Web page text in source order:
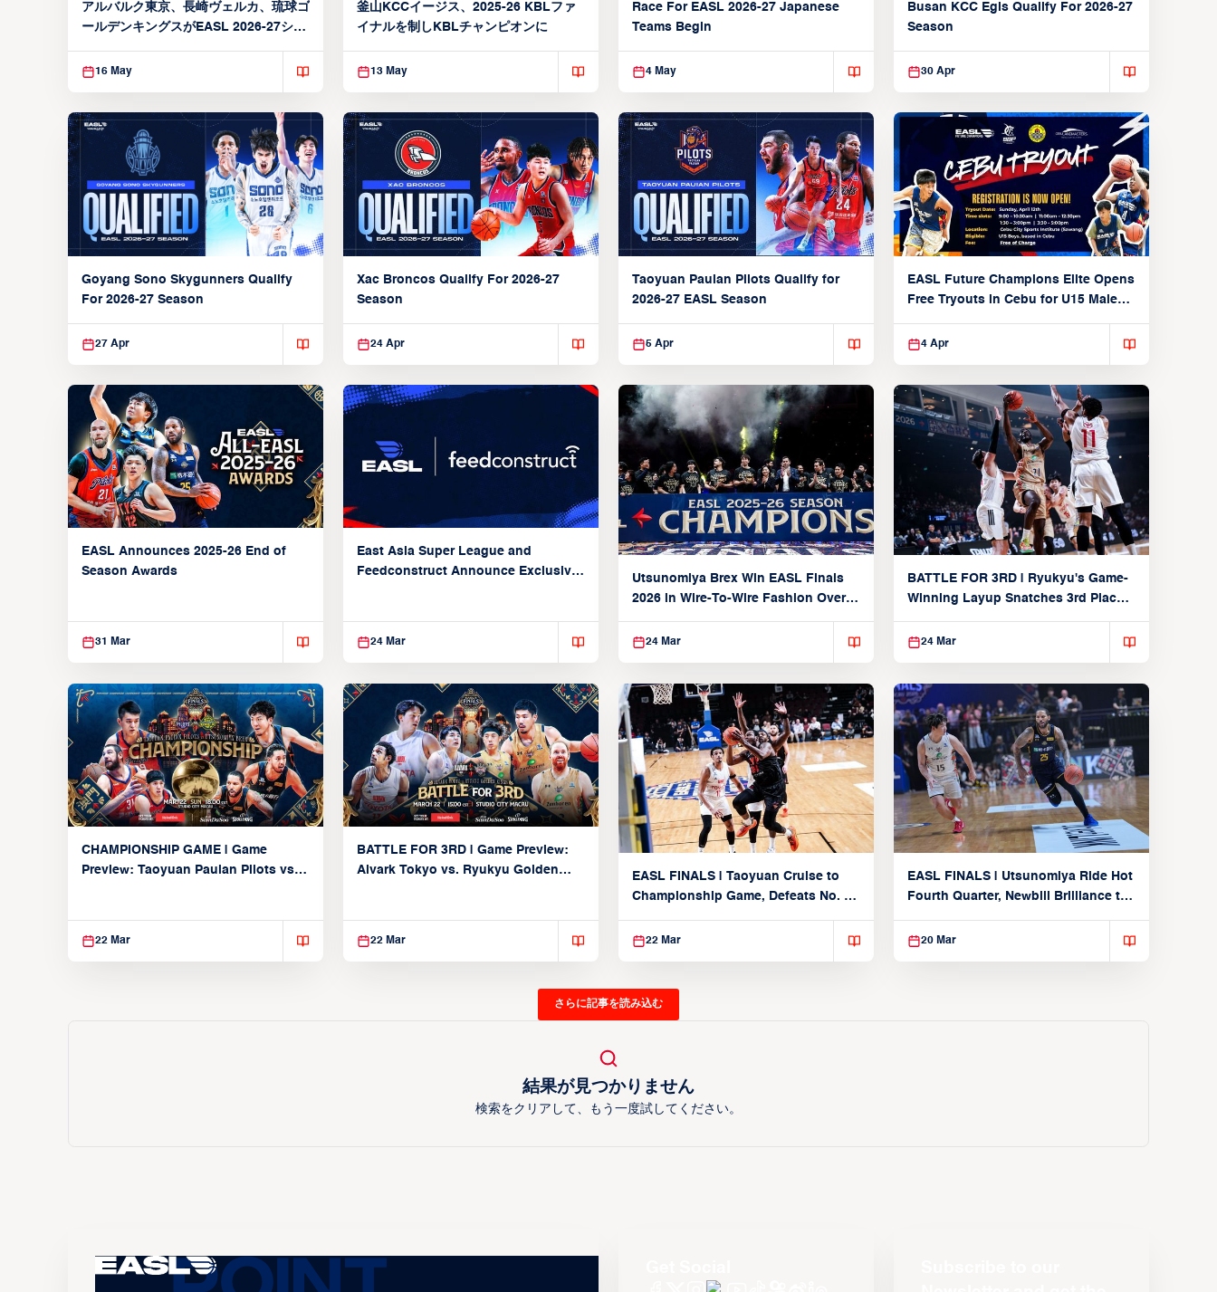
アルバルク東京、長崎ヴェルカ、琉球ゴ
ールデンキングスがEASL 2026-27シー
16 May
釜山KCCイージス、2025-26 KBLファ
イナルを制しKBLチャンピオンに
13 May
Race For EASL 2026-27 Japanese
Teams Begin
4 May
Busan KCC Egis Qualify For 2026-27
Season
30 Apr
Goyang Sono Skygunners Qualify
For 2026-27 Season
27 Apr
Xac Broncos Qualify For 2026-27
Season
24 Apr
Taoyuan Pauian Pilots Qualify for
2026-27 EASL Season
5 Apr
EASL Future Champions Elite Opens
Free Tryouts in Cebu for U15 Male
4 Apr
EASL Announces 2025-26 End of
Season Awards
31 Mar
East Asia Super League and
Feedconstruct Announce Exclusive
24 Mar
Utsunomiya Brex Win EASL Finals
2026 in Wire-To-Wire Fashion Over
24 Mar
BATTLE FOR 3RD | Ryukyu's Game-
Winning Layup Snatches 3rd Place
24 Mar
CHAMPIONSHIP GAME | Game
Preview: Taoyuan Pauian Pilots vs.
22 Mar
BATTLE FOR 3RD | Game Preview:
Alvark Tokyo vs. Ryukyu Golden
22 Mar
EASL FINALS | Taoyuan Cruise to
Championship Game, Defeats No. 1
22 Mar
EASL FINALS | Utsunomiya Ride Hot
Fourth Quarter, Newbill Brilliance to
20 Mar
さらに記事を読み込む
結果が見つかりません
検索をクリアして、もう一度試してください。